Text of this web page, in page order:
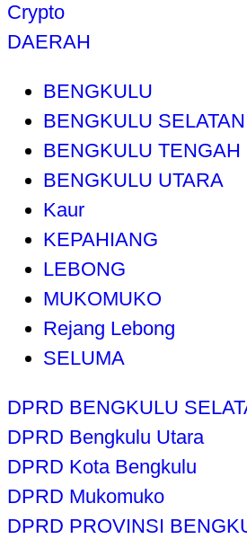
Crypto
DAERAH
BENGKULU
BENGKULU SELATAN
BENGKULU TENGAH
BENGKULU UTARA
Kaur
KEPAHIANG
LEBONG
MUKOMUKO
Rejang Lebong
SELUMA
DPRD BENGKULU
DPRD Bengkulu Utara
DPRD Kota Bengkulu
DPRD Mukomuko
DPRD PROVINSI